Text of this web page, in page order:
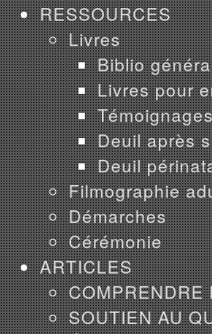
RESSOURCES
Livres
Biblio
Livres pour
Témoignages
Deuil après
Deuil
Filmographie
Démarches
Cérémonie
ARTICLES
COMPRENDRE
SOUTIEN AU